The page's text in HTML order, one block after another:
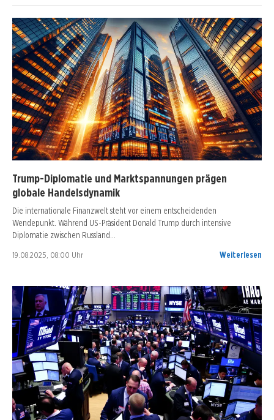
Trump-Diplomatie und Marktspannungen prägen
globale Handelsdynamik
Die internationale Finanzwelt steht vor einem entscheidenden
Wendepunkt. Während US-Präsident Donald Trump durch intensive
Diplomatie zwischen Russland…
19.08.2025, 08:00 Uhr Weiterlesen